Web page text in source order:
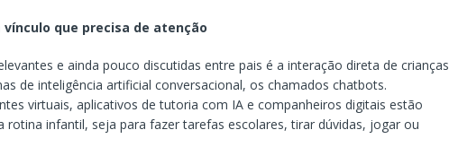
que precisa de atenção
e ainda pouco discutidas entre pais é a interação direta de crianças
de inteligência artificial conversacional, os chamados chatbots.
virtuais, aplicativos de tutoria com IA e companheiros digitais estão
rotina infantil, seja para fazer tarefas escolares, tirar dúvidas, jogar ou